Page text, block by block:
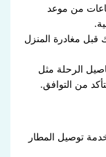
من موعد
قبل مغادرة المنزل
الرحلة مثل
من التوافق.
توصيل المطار